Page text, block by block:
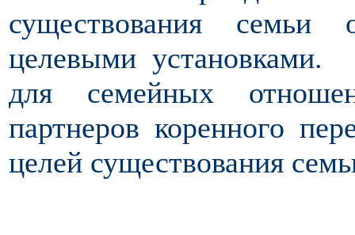
существования семьи
целевыми установками.
для семейных
партнеров коренного
целей существования